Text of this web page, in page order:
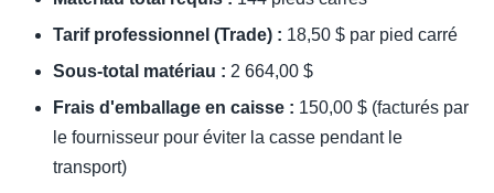
Tarif professionnel (Trade) : 18,50 $ par pied carré
Sous-total matériau : 2 664,00 $
Frais d'emballage en caisse : 150,00 $ (facturés par
le fournisseur pour éviter la casse pendant le
transport)